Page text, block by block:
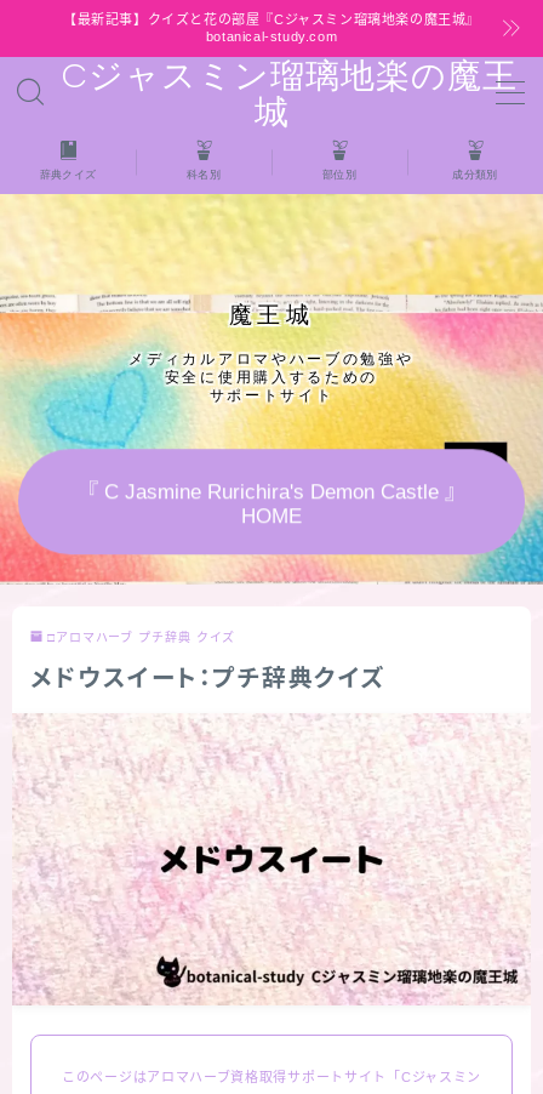
【最新記事】クイズと花の部屋『Cジャスミン瑠璃地楽の魔王城』
botanical-study.com
Cジャスミン瑠璃地楽の魔王
城
MENU
HOME
【最新】クイズと花の部屋
★全種/アロマハーブスパイス基材 プチ辞典ク
イズ＆プチ辞典
★アロマ検定＋αクイズ
★アロマハーブ傾向チェック
秘密部屋
お知らせ
公式ウェブサイト『Botanical Study』
Cジャスミン瑠璃地楽の主な活動先リンク集
プロフィール
アロマハーブアンケート
おすすめ商品＆レビュー
辞典クイズ 科名別 部位別 成分類別
魔王城
メディカルアロマやハーブの勉強や
安全に使用購入するための
サポートサイト
『 C Jasmine Rurichira's Demon Castle 』
HOME
□アロマハーブ プチ辞典 クイズ
メドウスイート：プチ辞典クイズ
このページはアロマハーブ資格取得サポートサイト「Cジャスミン